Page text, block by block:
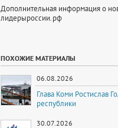
Дополнительная информация о
лидерыроссии.рф
ПОХОЖИЕ МАТЕРИАЛЫ
06.08.2026
Глава Коми Ростислав
республики
30.07.2026